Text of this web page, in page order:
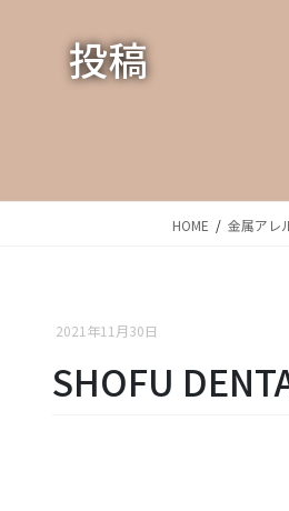
投稿
HOME 金属アレ
2021年11月30日
SHOFU